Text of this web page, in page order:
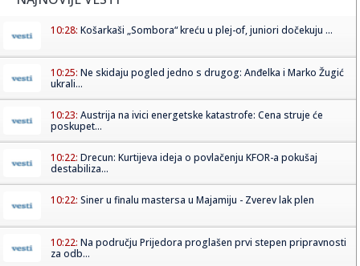
10:28: Košarkaši „Sombora“ kreću u plej-of, juniori dočekuju ...
10:25: Ne skidaju pogled jedno s drugog: Anđelka i Marko Žugić
ukrali...
10:23: Austrija na ivici energetske katastrofe: Cena struje će
poskupet...
10:22: Drecun: Kurtijeva ideja o povlačenju KFOR-a pokušaj
destabiliza...
10:22: Siner u finalu mastersa u Majamiju - Zverev lak plen
10:22: Na području Prijedora proglašen prvi stepen pripravnosti
za odb...